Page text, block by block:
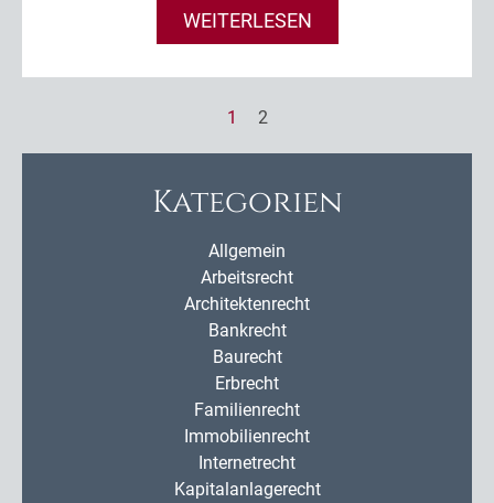
WEITERLESEN
1 2
Kategorien
Allgemein
Arbeitsrecht
Architektenrecht
Bankrecht
Baurecht
Erbrecht
Familienrecht
Immobilienrecht
Internetrecht
Kapitalanlagerecht